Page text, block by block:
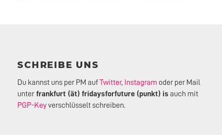
SCHREIBE UNS
Du kannst uns per PM aufTwitter, Instagram oder per Mail
unter frankfurt (ät) fridaysforfuture (punkt) is auch mit
PGP-Keyverschlüsselt schreiben.